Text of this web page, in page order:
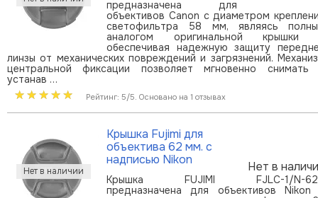
предназначена для
объективов Canon с диаметром
светофильтра 58 мм, являясь
аналогом оригинальной крышки
обеспечивая надежную защиту
линзы от механических повреждений и загрязнений.
центральной фиксации позволяет мгновенно снимать
устанав …
Рейтинг: 5/5. Основано на 1 отзывах
Нет в
Крышка Fujimi для
объектива 62 мм. с
надписью Nikon
Крышка FUJIMI FJLC-1/N-
предназначена для объективов Nikon